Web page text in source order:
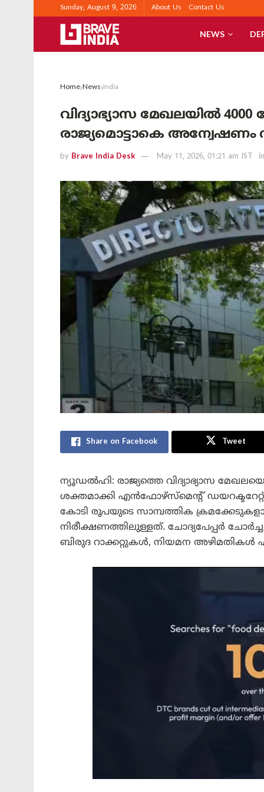
Sunday, August 9, 2026 About Us Contact Us
NEWS
Home News India
വിദ്യാഭ്യാസ മേഖലയിൽ
രാജ്യമൊട്ടാകെ അന്വേഷണം
by Brave India Desk May 11, 2026, 01:21 am IST in
Share on Facebook Tweet
ന്യൂഡൽഹി: രാജ്യത്തെ വിദ്യാഭ്യാസ
ശക്തമാക്കി എൻഫോഴ്‌സ്‌മെന്റ് ഡയറക്ടറേറ്റ്
കോടി രൂപയുടെ സാമ്പത്തിക
നിരീക്ഷണത്തിലുള്ളത്. ചോദ്യപേപ്പർ ചോർച്ച,
ബിരുദ റാക്കറ്റുകൾ, നിയമന